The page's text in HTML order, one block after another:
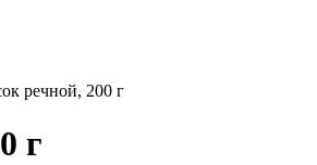
речной, 200 г
г